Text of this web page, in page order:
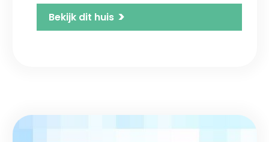
Bekijk dit huis >